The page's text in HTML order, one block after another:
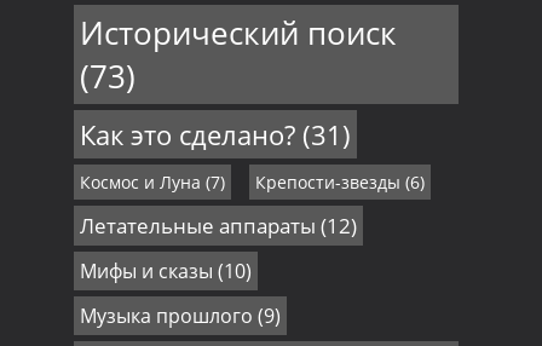
Исторический поиск
(73)
Как это сделано?(31)
Космос и Луна (7) Крепости-звезды (6)
Летательные аппараты (12)
Мифы и сказы (10)
Музыка прошлого (9)